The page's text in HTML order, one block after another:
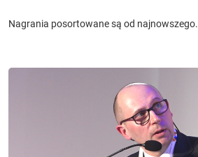
Nagrania posortowane są od najnowszego.